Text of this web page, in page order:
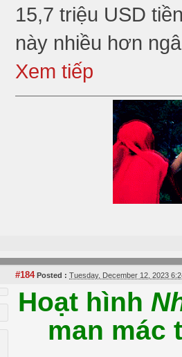
15,7 triệu USD
này nhiều hơn
Xem tiếp
#184Posted : Tuesday, December 12, 2023
Hoạt hình
man mác